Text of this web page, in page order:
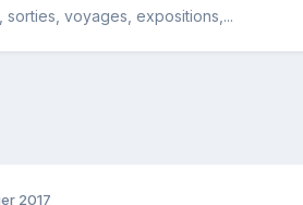
sorties, voyages, expositions,...
2017